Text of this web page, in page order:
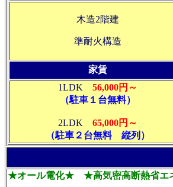
木造2階建
準耐火構造
家賃
1LDK 56,000円～
（駐車１台無料）
2LDK 65,000円～
（駐車２台無料 縦列）
★オール電化★ ★高気密高断熱省エ